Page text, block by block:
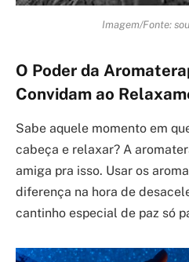
Imagem/Fonte:
O Poder da
Convidam ao
Sabe aquele momento em
cabeça e relaxar? A
amiga pra isso. Usar os
diferença na hora de
cantinho especial de paz só